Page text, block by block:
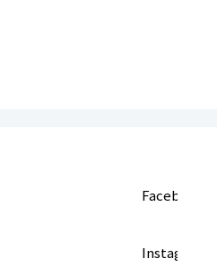
Facebook
Instagram